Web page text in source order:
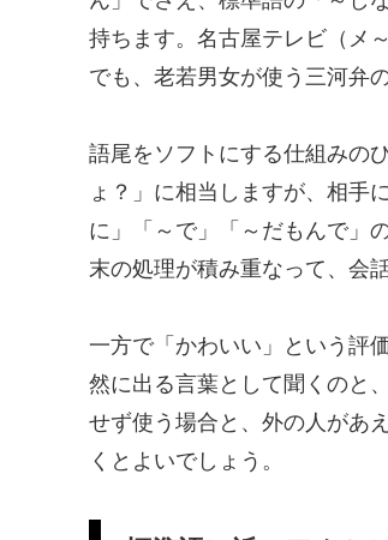
持ちます。名古屋テレビ（メ
でも、老若男女が使う三河弁
語尾をソフトにする仕組みの
ょ？」に相当しますが、相手
に」「～で」「～だもんで」
末の処理が積み重なって、会
一方で「かわいい」という評
然に出る言葉として聞くのと
せず使う場合と、外の人があ
くとよいでしょう。